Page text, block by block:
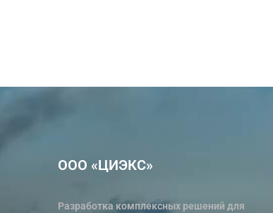
ООО «ЦИЭКС»
Разработка комплексных решений для